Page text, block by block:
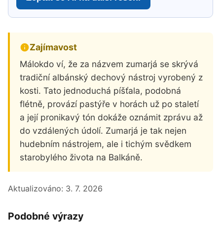
Zajímavost
Málokdo ví, že za názvem zumarjá se skrývá
tradiční albánský dechový nástroj vyrobený z
kosti. Tato jednoduchá píšťala, podobná
flétně, provází pastýře v horách už po staletí
a její pronikavý tón dokáže oznámit zprávu až
do vzdálených údolí. Zumarjá je tak nejen
hudebním nástrojem, ale i tichým svědkem
starobylého života na Balkáně.
Aktualizováno: 3. 7. 2026
Podobné výrazy